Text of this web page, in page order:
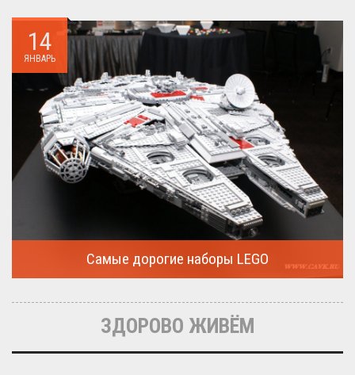
14
ЯНВАРЬ
Самые дорогие наборы LEGO
дорогие...
ЗДОРОВО ЖИВЁМ